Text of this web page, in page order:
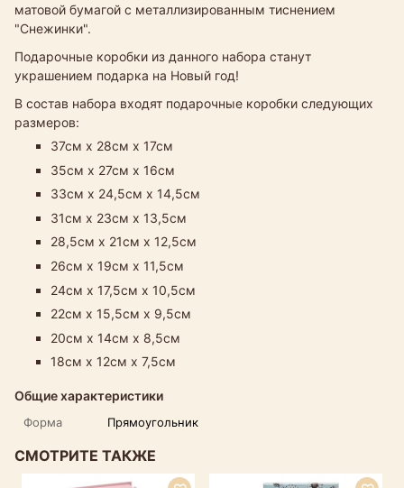
матовой бумагой с металлизированным тиснением
"Снежинки".
Подарочные коробки из данного набора станут
украшением подарка на Новый год!
В состав набора входят подарочные коробки следующих
размеров:
37см х 28см х 17см
35см х 27см х 16см
33см х 24,5см х 14,5см​
31см х 23см х 13,5см
28,5см х 21см х 12,5см
26см х 19см х 11,5см
24см х 17,5см х 10,5см
22см х 15,5см х 9,5см
20см х 14см х 8,5см
18см х 12см х 7,5см
Общие характеристики
Форма Прямоугольник
СМОТРИТЕ ТАКЖЕ